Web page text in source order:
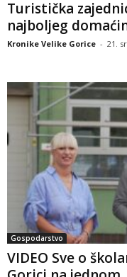
Turistička
najboljeg
Kronike Velike Gorice - 21.
Gospodarstvo
VIDEO Sve o